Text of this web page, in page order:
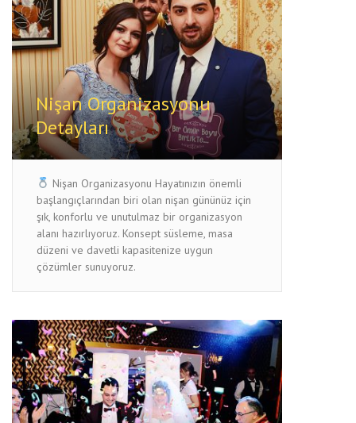
Nişan Organizasyonu
Detayları
Nişan Organizasyonu Hayatınızın önemli
başlangıçlarından biri olan nişan gününüz için
şık, konforlu ve unutulmaz bir organizasyon
alanı hazırlıyoruz. Konsept süsleme, masa
düzeni ve davetli kapasitenize uygun
çözümler sunuyoruz.